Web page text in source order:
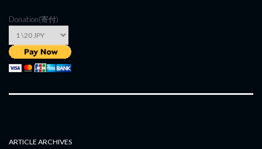
Donation(寄付)
ARTICLE ARCHIVES